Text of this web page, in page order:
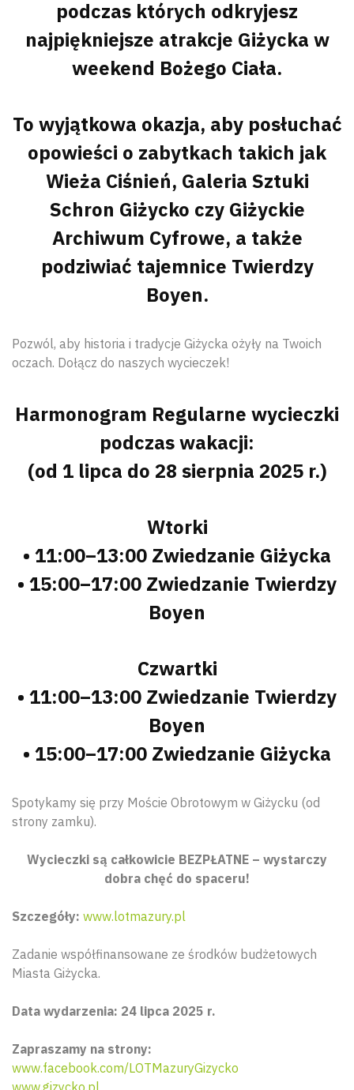
podczas których odkryjesz
najpiękniejsze atrakcje Giżycka w
weekend Bożego Ciała.
To wyjątkowa okazja, aby posłuchać
opowieści o zabytkach takich jak
Wieża Ciśnień, Galeria Sztuki
Schron Giżycko czy Giżyckie
Archiwum Cyfrowe, a także
podziwiać tajemnice Twierdzy
Boyen.
Pozwól, aby historia i tradycje Giżycka ożyły na Twoich
oczach. Dołącz do naszych wycieczek!
Harmonogram Regularne wycieczki
podczas wakacji:
(od 1 lipca do 28 sierpnia 2025 r.)
Wtorki
• 11:00–13:00 Zwiedzanie Giżycka
• 15:00–17:00 Zwiedzanie Twierdzy
Boyen
Czwartki
• 11:00–13:00 Zwiedzanie Twierdzy
Boyen
• 15:00–17:00 Zwiedzanie Giżycka
Spotykamy się przy Moście Obrotowym w Giżycku (od
strony zamku).
Wycieczki są całkowicie BEZPŁATNE – wystarczy
dobra chęć do spaceru!
Szczegóły: www.lotmazury.pl
Zadanie współfinansowane ze środków budżetowych
Miasta Giżycka.
Data wydarzenia: 24 lipca 2025 r.
Zapraszamy na strony:
www.facebook.com/LOTMazuryGizycko
www.gizycko.pl